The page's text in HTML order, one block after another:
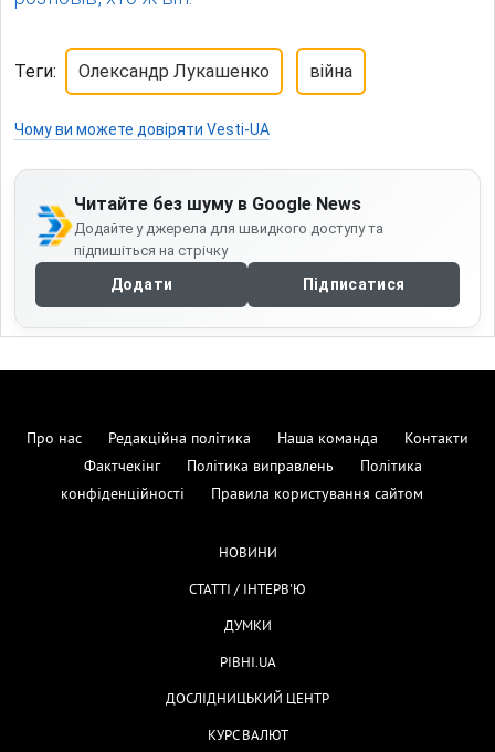
Теги: Олександр Лукашенко війна
Чому ви можете довіряти Vesti-UA
Читайте без шуму в Google News
Додайте у джерела для швидкого доступу та
підпишіться на стрічку
Додати Підписатися
Про нас Редакційна політика Наша команда
Контакти
Фактчекінг
Політика виправлень
Політика
конфіденційності
Правила користування сайтом
НОВИНИ
СТАТТІ / ІНТЕРВ'Ю
ДУМКИ
РІВНІ.UA
ДОСЛІДНИЦЬКИЙ ЦЕНТР
КУРС ВАЛЮТ